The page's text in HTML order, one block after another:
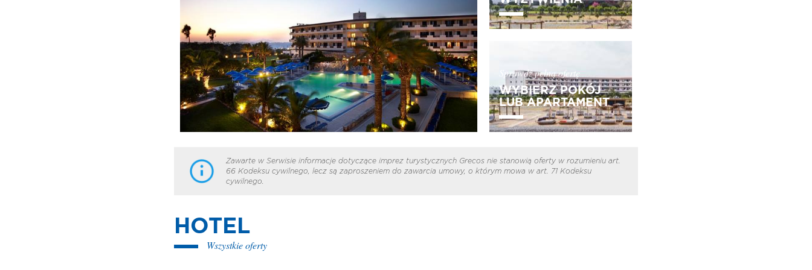
Sprawdź pełną ofertę
WYBIERZ POKÓJ
LUB APARTAMENT
Zawarte w Serwisie informacje dotyczące imprez turystycznych Grecos nie stanowią oferty w rozumieniu art.
66 Kodeksu cywilnego, lecz są zaproszeniem do zawarcia umowy, o którym mowa w art. 71 Kodeksu
cywilnego.
HOTEL
Wszystkie oferty